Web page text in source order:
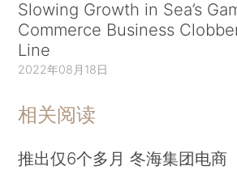
Slowing Growth in Sea’s
Commerce Business
Line
2022年08月18日
相关阅读
推出仅6个多月 冬海集团电商